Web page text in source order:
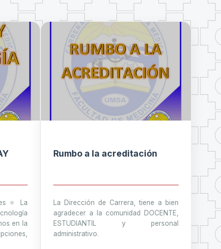
🔅 La
en la
Rumbo a la acreditación
La Dirección de Carrera, tiene a bien
agradecer a la comunidad DOCENTE,
ESTUDIANTIL y personal
administrativo.